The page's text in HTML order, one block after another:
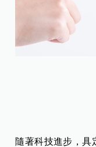
隨著科技進步，具